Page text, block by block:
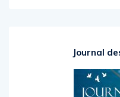
Journal